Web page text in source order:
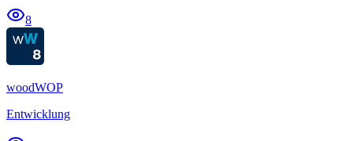
8
woodWOP
Entwicklung